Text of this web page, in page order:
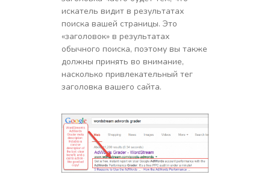
искатель видит в результатах
поиска вашей страницы. Это
«заголовок» в результатах
обычного поиска, поэтому вы также
должны принять во внимание,
насколько привлекательный тег
заголовка вашего сайта.